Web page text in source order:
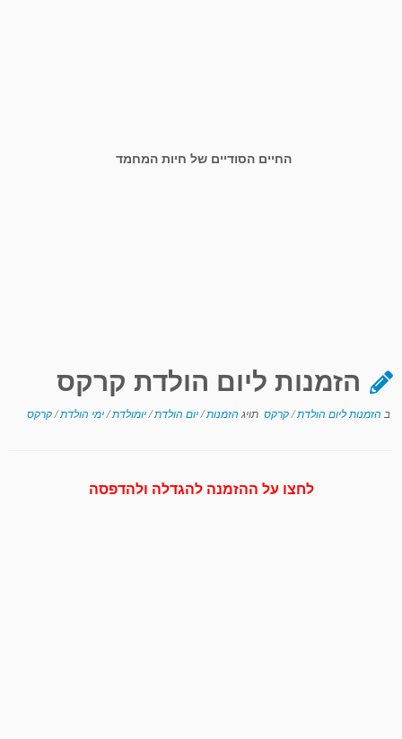
החיים הסודיים של חיות המחמד
הזמנות ליום הולדת קרקס
ב הזמנות ליום הולדת/קרקס תויג הזמנות/יום הולדת/יומולדת/ימי הולדת/קרקס
לחצו על ההזמנה להגדלה ולהדפסה